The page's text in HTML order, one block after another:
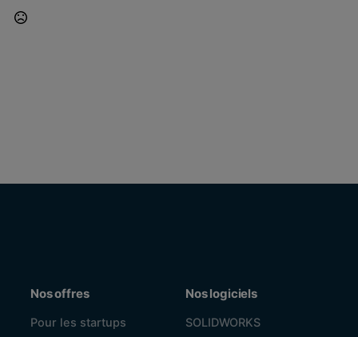
Nos offres
Pour les startups
Nos logiciels
SOLIDWORKS